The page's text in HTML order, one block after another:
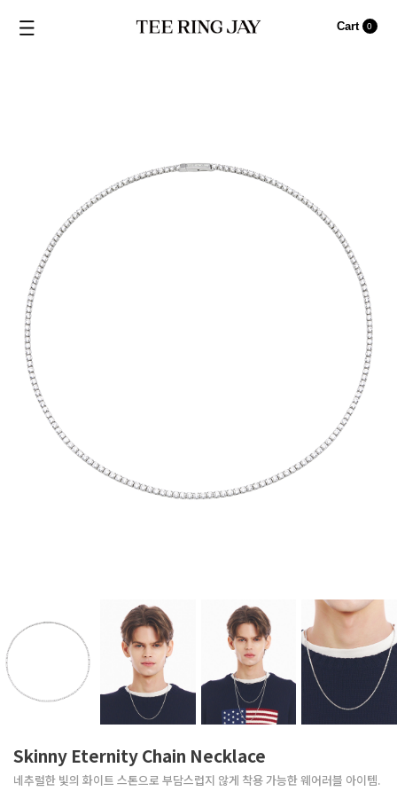
Cart 0
Skinny Eternity Chain Necklace
네추럴한 빛의 화이트 스톤으로 부담스럽지 않게 착용 가능한 웨어러블 아이템.